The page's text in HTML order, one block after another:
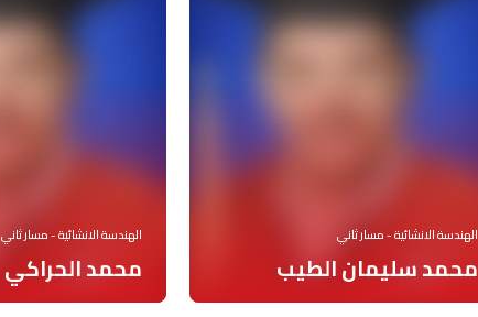
الهندسة الانشائية - مسار ثاني
محمد سليمان الطيب
الهندسة الانشائية - مسار ثاني
محمد الحراكي